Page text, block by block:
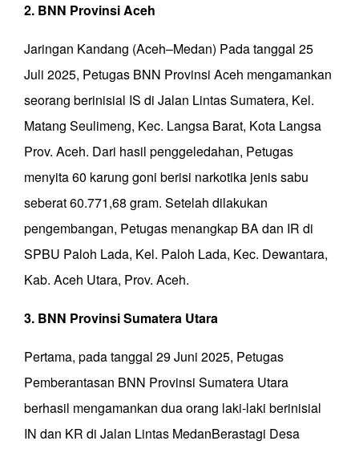
2. BNN Provinsi Aceh
Jaringan Kandang (Aceh–Medan) Pada tanggal 25
Juli 2025, Petugas BNN Provinsi Aceh mengamankan
seorang berinisial IS di Jalan Lintas Sumatera, Kel.
Matang Seulimeng, Kec. Langsa Barat, Kota Langsa
Prov. Aceh. Dari hasil penggeledahan, Petugas
menyita 60 karung goni berisi narkotika jenis sabu
seberat 60.771,68 gram. Setelah dilakukan
pengembangan, Petugas menangkap BA dan IR di
SPBU Paloh Lada, Kel. Paloh Lada, Kec. Dewantara,
Kab. Aceh Utara, Prov. Aceh.
3. BNN Provinsi Sumatera Utara
Pertama, pada tanggal 29 Juni 2025, Petugas
Pemberantasan BNN Provinsi Sumatera Utara
berhasil mengamankan dua orang laki-laki berinisial
IN dan KR di Jalan Lintas MedanBerastagi Desa